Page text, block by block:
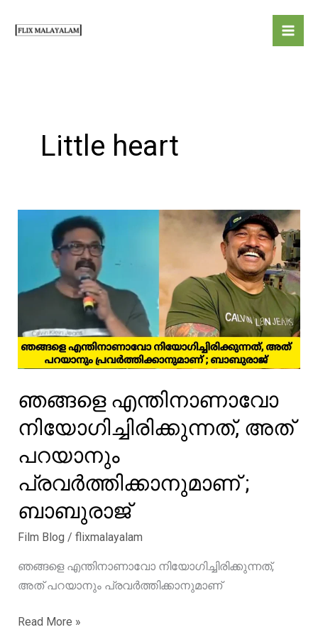
Little heart
ഞങ്ങളെ എന്തിനാണാവോ
നിയോഗിച്ചിരിക്കുന്നത്, അത്
പറയാനും
പ്രവർത്തിക്കാനുമാണ് ;
ബാബുരാജ്
Film Blog / flixmalayalam
ഞങ്ങളെ എന്തിനാണാവോ നിയോഗിച്ചിരിക്കുന്നത്,
അത് പറയാനും പ്രവർത്തിക്കാനുമാണ്
ഞങ്ങളെ
Read More »